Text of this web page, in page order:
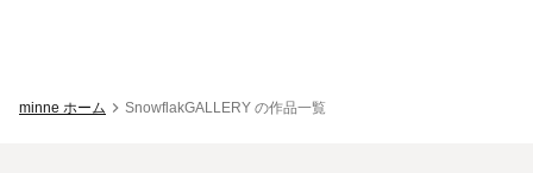
minne ホーム SnowflakGALLERY の作品一覧